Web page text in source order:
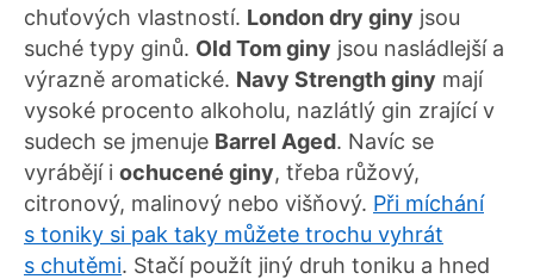
chuťových vlastností. London dry giny jsou
suché typy ginů. Old Tom giny jsou nasládlejší a
výrazně aromatické. Navy Strength giny mají
vysoké procento alkoholu, nazlátlý gin zrající v
sudech se jmenuje Barrel Aged. Navíc se
vyrábějí i ochucené giny, třeba růžový,
citronový, malinový nebo višňový. Při míchání
s toniky si pak taky můžete trochu vyhrát
s chutěmi. Stačí použít jiný druh toniku a hned